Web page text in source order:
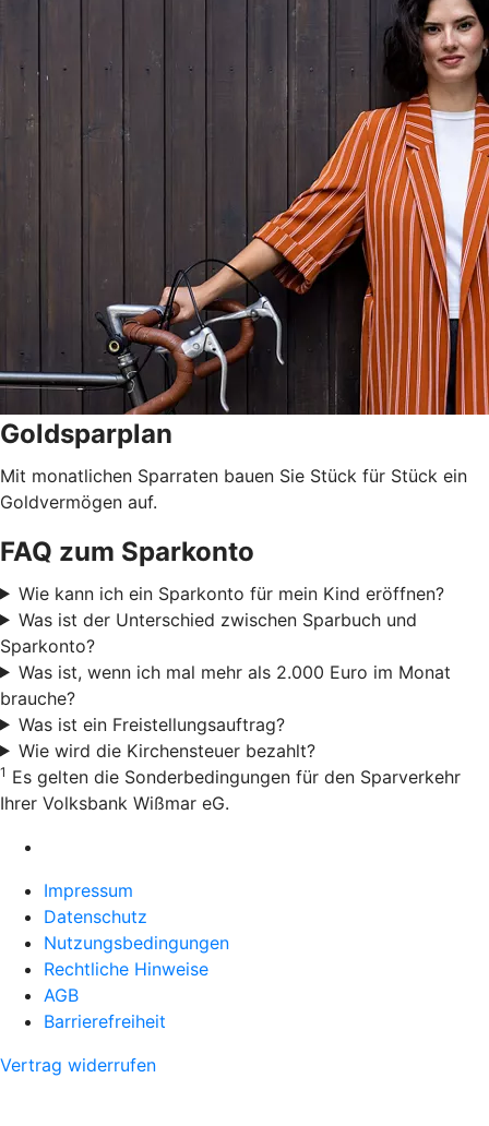
Goldsparplan
Mit monatlichen Sparraten bauen Sie Stück für Stück ein
Goldvermögen auf.
FAQ zum Sparkonto
Wie kann ich ein Sparkonto für mein Kind eröffnen?
Was ist der Unterschied zwischen Sparbuch und
Sparkonto?
Was ist, wenn ich mal mehr als 2.000 Euro im Monat
brauche?
Was ist ein Freistellungsauftrag?
Wie wird die Kirchensteuer bezahlt?
1 Es gelten die Sonderbedingungen für den Sparverkehr
Ihrer Volksbank Wißmar eG.
Impressum
Datenschutz
Nutzungsbedingungen
Rechtliche Hinweise
AGB
Barrierefreiheit
Vertrag widerrufen